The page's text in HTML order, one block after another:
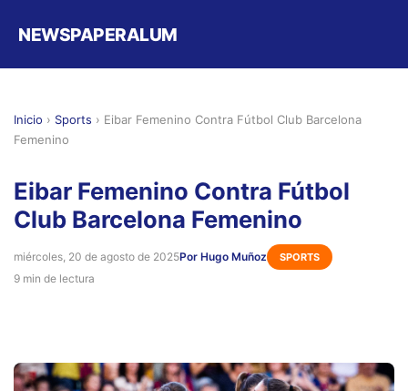
NEWSPAPERALUM
Inicio › Sports › Eibar Femenino Contra Fútbol Club Barcelona
Femenino
Eibar Femenino Contra Fútbol
Club Barcelona Femenino
miércoles, 20 de agosto de 2025Por Hugo Muñoz SPORTS
9 min de lectura